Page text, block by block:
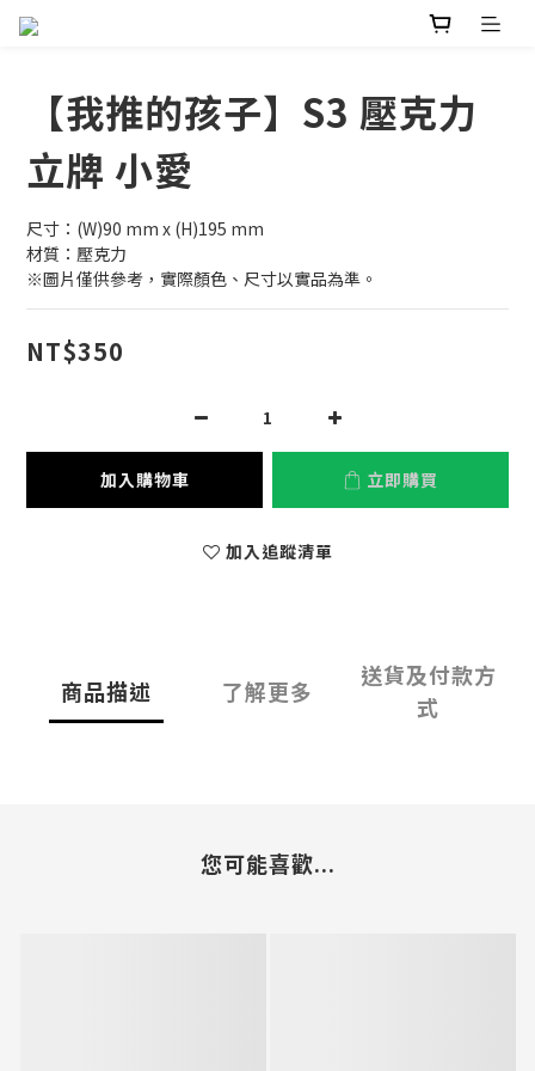
【我推的孩子】S3 壓克力
立牌 小愛
尺寸：(W)90 mm x (H)195 mm
材質：壓克力
※圖片僅供參考，實際顏色、尺寸以實品為準。
NT$350
加入購物車 立即購買
加入追蹤清單
商品描述 了解更多
送貨及付款方
式
您可能喜歡...